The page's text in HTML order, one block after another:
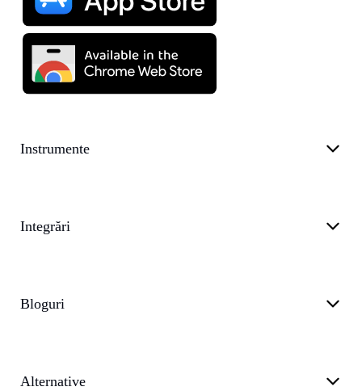
Instrumente
Integrări
Bloguri
Alternative